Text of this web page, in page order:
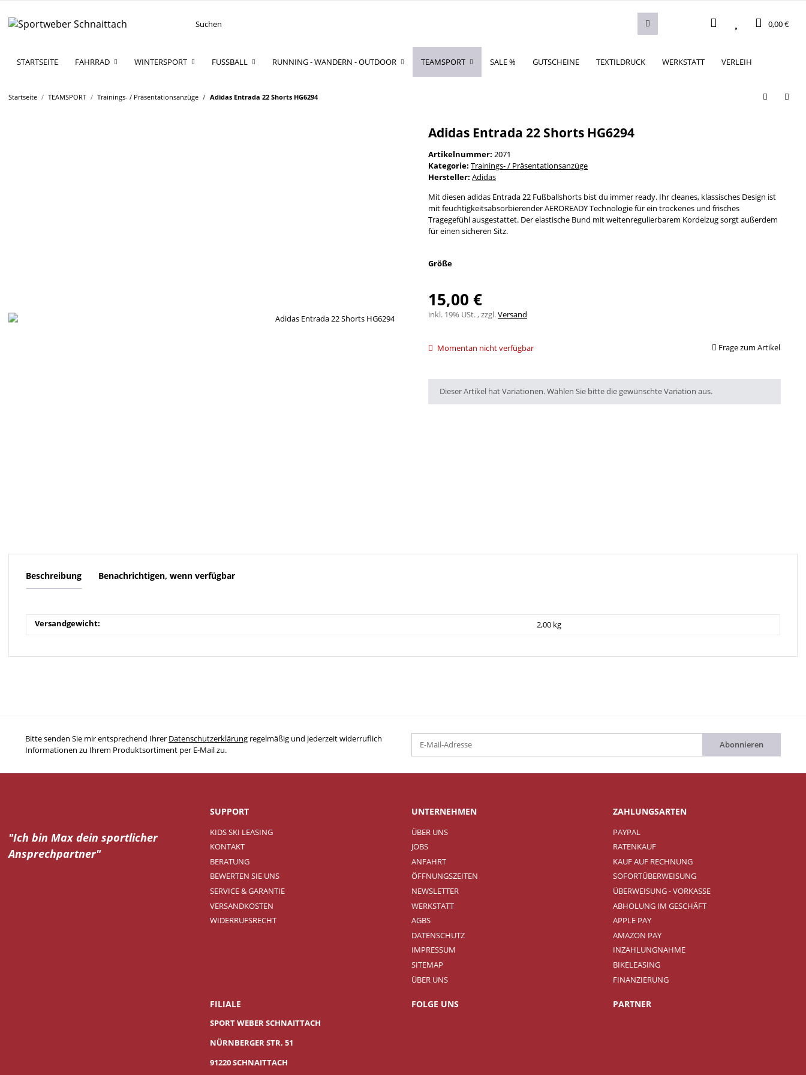
0,00 €
FAHRRAD WINTERSPORT FUSSBALL RUNNING - WANDERN - OUTDOOR TEAMSPORT SALE % GUTSCHEINE TEXTILDRUCK
STARTSEITE WERKSTATT VERLEIH
Startseite TEAMSPORT Trainings- / Präsentationsanzüge Adidas Entrada 22 Shorts HG6294
Adidas Entrada 22 Shorts HG6294
Artikelnummer: 2071
Kategorie: Trainings- / Präsentationsanzüge
Hersteller: Adidas
Mit diesen adidas Entrada 22 Fußballshorts bist du immer ready. Ihr cleanes, klassisches Design ist
mit feuchtigkeitsabsorbierender AEROREADY Technologie für ein trockenes und frisches
Tragegefühl ausgestattet. Der elastische Bund mit weitenregulierbarem Kordelzug sorgt außerdem
für einen sicheren Sitz.
Größe
15,00 €
inkl. 19% USt. , zzgl.Versand
Momentan nicht verfügbar Frage zum Artikel
x
Dieser Artikel hat Variationen. Wählen Sie bitte die gewünschte Variation aus.
Beschreibung Benachrichtigen, wenn verfügbar
Versandgewicht: 2,00 kg
Bitte senden Sie mir entsprechend Ihrer Datenschutzerklärung regelmäßig und jederzeit widerruflich
Informationen zu Ihrem Produktsortiment per E-Mail zu.
Abonnieren
"Ich bin Max dein sportlicher
Ansprechpartner"
SUPPORT
KIDS SKI LEASING
KONTAKT
BERATUNG
BEWERTEN SIE UNS
SERVICE & GARANTIE
VERSANDKOSTEN
WIDERRUFSRECHT
UNTERNEHMEN
ÜBER UNS
JOBS
ANFAHRT
ÖFFNUNGSZEITEN
NEWSLETTER
WERKSTATT
AGBS
DATENSCHUTZ
IMPRESSUM
SITEMAP
ÜBER UNS
ZAHLUNGSARTEN
PAYPAL
RATENKAUF
KAUF AUF RECHNUNG
SOFORTÜBERWEISUNG
ÜBERWEISUNG - VORKASSE
ABHOLUNG IM GESCHÄFT
APPLE PAY
AMAZON PAY
INZAHLUNGNAHME
BIKELEASING
FINANZIERUNG
FILIALE
SPORT WEBER SCHNAITTACH
NÜRNBERGER STR. 51
91220 SCHNAITTACH
FOLGE UNS PARTNER